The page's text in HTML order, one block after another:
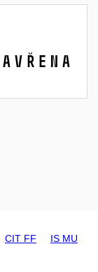
CIT FF IS MU